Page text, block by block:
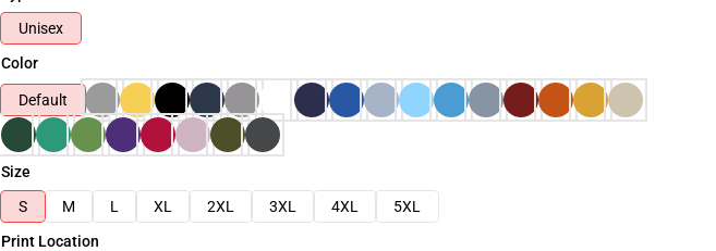
Unisex
Color
Default
Size
S
M L XL 2XL 3XL 4XL
5XL
Print Location